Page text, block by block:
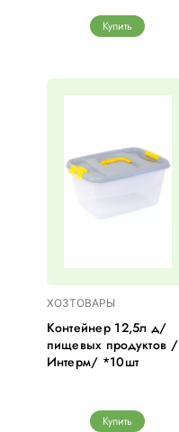
Купить
ХОЗТОВАРЫ
Контейнер 12,5л д/
пищевых продуктов /
Интерм/ *10шт
Купить